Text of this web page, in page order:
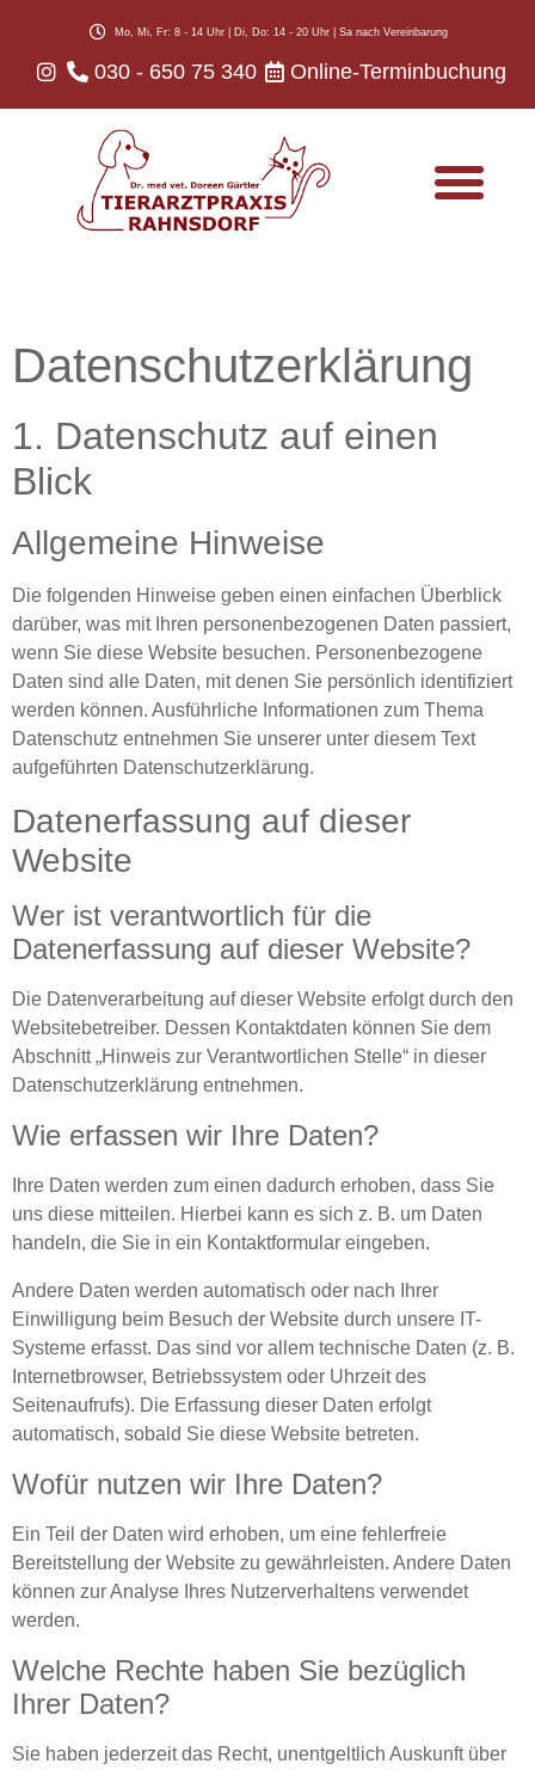
Mo, Mi, Fr: 8 - 14 Uhr | Di, Do: 14 - 20 Uhr | Sa nach Vereinbarung
030 - 650 75 340 Online-Terminbuchung
Datenschutz­erklärung
1. Datenschutz auf einen
Blick
Allgemeine Hinweise
Die folgenden Hinweise geben einen einfachen Überblick
darüber, was mit Ihren personenbezogenen Daten passiert,
wenn Sie diese Website besuchen. Personenbezogene
Daten sind alle Daten, mit denen Sie persönlich identifiziert
werden können. Ausführliche Informationen zum Thema
Datenschutz entnehmen Sie unserer unter diesem Text
aufgeführten Datenschutzerklärung.
Datenerfassung auf dieser
Website
Wer ist verantwortlich für die
Datenerfassung auf dieser Website?
Die Datenverarbeitung auf dieser Website erfolgt durch den
Websitebetreiber. Dessen Kontaktdaten können Sie dem
Abschnitt „Hinweis zur Verantwortlichen Stelle“ in dieser
Datenschutzerklärung entnehmen.
Wie erfassen wir Ihre Daten?
Ihre Daten werden zum einen dadurch erhoben, dass Sie
uns diese mitteilen. Hierbei kann es sich z. B. um Daten
handeln, die Sie in ein Kontaktformular eingeben.
Andere Daten werden automatisch oder nach Ihrer
Einwilligung beim Besuch der Website durch unsere IT-
Systeme erfasst. Das sind vor allem technische Daten (z. B.
Internetbrowser, Betriebssystem oder Uhrzeit des
Seitenaufrufs). Die Erfassung dieser Daten erfolgt
automatisch, sobald Sie diese Website betreten.
Wofür nutzen wir Ihre Daten?
Ein Teil der Daten wird erhoben, um eine fehlerfreie
Bereitstellung der Website zu gewährleisten. Andere Daten
können zur Analyse Ihres Nutzerverhaltens verwendet
werden.
Welche Rechte haben Sie bezüglich
Ihrer Daten?
Sie haben jederzeit das Recht, unentgeltlich Auskunft über